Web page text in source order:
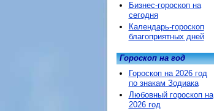
Бизнес-гороскоп на
сегодня
Календарь-гороскоп
благоприятных дней
Гороскоп на год
Гороскоп на 2026 год
по знакам Зодиака
Любовный гороскоп на
2026 год